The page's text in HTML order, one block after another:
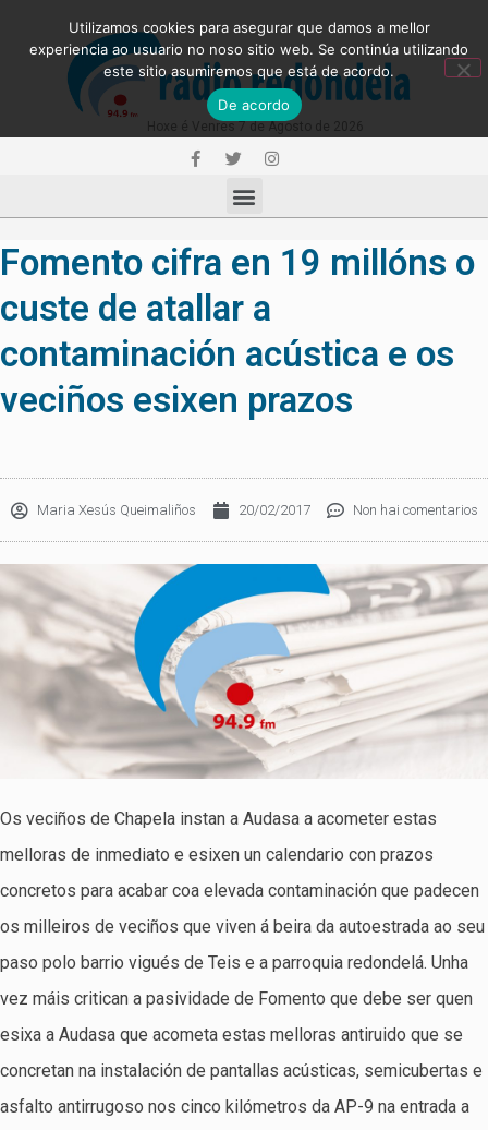
Fomento cifra en 19 millóns o
custe de atallar a
contaminación acústica e os
veciños esixen prazos
Maria Xesús Queimaliños 20/02/2017 Non hai comentarios
Os veciños de Chapela instan a Audasa a acometer estas
melloras de inmediato e esixen un calendario con prazos
concretos para acabar coa elevada contaminación que padecen
os milleiros de veciños que viven á beira da autoestrada ao seu
paso polo barrio vigués de Teis e a parroquia redondelá. Unha
vez máis critican a pasividade de Fomento que debe ser quen
esixa a Audasa que acometa estas melloras antiruido que se
concretan na instalación de pantallas acústicas, semicubertas e
asfalto antirrugoso nos cinco kilómetros da AP-9 na entrada a
Utilizamos cookies para asegurar que damos a mellor
experiencia ao usuario no noso sitio web. Se continúa utilizando
este sitio asumiremos que está de acordo.
De acordo